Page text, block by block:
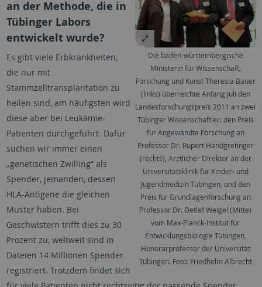
Die baden-württembergische
Ministerin für Wissenschaft,
Forschung und Kunst Theresia Bauer
(links) überreichte Anfang Juli den
Landesforschungspreis 2011 an zwei
Tübinger Wissenschaftler: den Preis
für Angewandte Forschung an
Professor Dr. Rupert Handgretinger
(rechts), Ärztlicher Direktor an der
Universitätsklinik für Kinder- und
Jugendmedizin Tübingen, und den
Preis für Grundlagenforschung an
Professor Dr. Detlef Weigel (Mitte)
vom Max-Planck-Institut für
Entwicklungsbiologie Tübingen,
Honorarprofessor der Universität
Tübingen. Foto: Friedhelm Albrecht
an der Methode, die in
Tübinger Labors
entwickelt wurde?
Es gibt viele Erbkrankheiten,
die nur mit
Stammzelltransplantation zu
heilen sind, am häufigsten wird
diese aber bei Leukämie-
Patienten durchgeführt. Dafür
suchen wir immer einen
„genetischen Zwilling“ als
Spender, jemanden, dessen
HLA-Antigene die gleichen
Muster haben. Bei
Geschwistern trifft dies zu 30
Prozent zu, weltweit sind in
Dateien 14 Millionen Spender
registriert. Trotzdem findet sich